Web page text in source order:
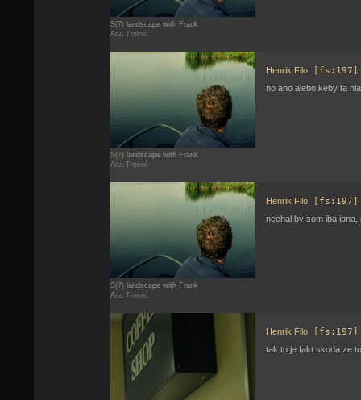
S(7) landscape with Frank
Ana Trninić
S(7) landscape with Frank
Ana Trninić
Henrik Filo [fs:197]
no ano alebo keby ta
S(7) landscape with Frank
Ana Trninić
Henrik Filo [fs:197]
nechal by som iba
Henrik Filo [fs:197]
tak to je fakt skoda ze